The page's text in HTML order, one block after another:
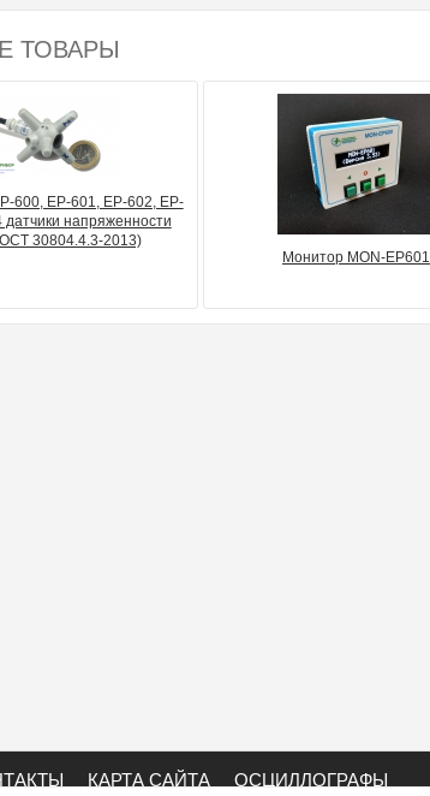
ТОВАРЫ
600, EP-601, EP-602, EP-
датчики напряженности
30804.4.3-2013)
Монитор MON-EP601
КАРТА САЙТА ОСЦИЛЛОГРАФЫ